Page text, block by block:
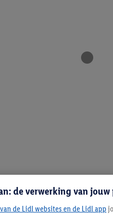
de verwerking van
de Lidl websites en de Lidl app